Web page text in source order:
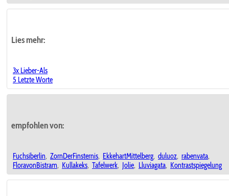
Lies mehr:
3x Lieber-Als
5 Letzte Worte
empfohlen von:
Fuchsiberlin, ZornDerFinsternis, EkkehartMittelberg, duluoz, rabenvata,
FloravonBistram, Kullakeks, Tafelwerk, Jolie, Lluviagata, Kontrastspiegelung